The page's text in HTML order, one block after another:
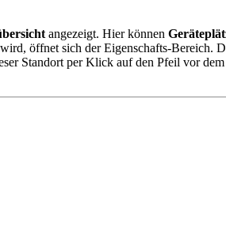
angezeigt. Hier können
öffnet sich der Eigenschafts-Bereich.
Standort per Klick auf den Pfeil vor